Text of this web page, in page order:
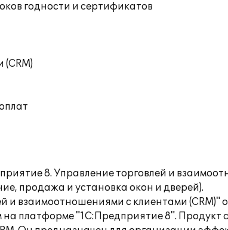
годности и сертификатов
8. Управление торговлей и
продажа и установка окон и дверей).
и взаимоотношениями с клиентами
платформе "1С:Предприятие 8". Продукт